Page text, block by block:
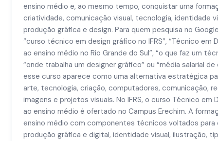
ensino médio e, ao mesmo tempo, conquistar uma
criatividade, comunicação visual, tecnologia, identidade
produção gráfica e design. Para quem pesquisa no
“curso técnico em design gráfico no IFRS”, “Técnico em
ao ensino médio no Rio Grande do Sul”, “o que faz um
“onde trabalha um designer gráfico” ou “média salarial
esse curso aparece como uma alternativa estratégica
arte, tecnologia, criação, computadores, comunicação,
imagens e projetos visuais. No IFRS, o curso Técnico em
ao ensino médio é ofertado no Campus Erechim. A
ensino médio com componentes técnicos voltados para
produção gráfica e digital, identidade visual, ilustração,